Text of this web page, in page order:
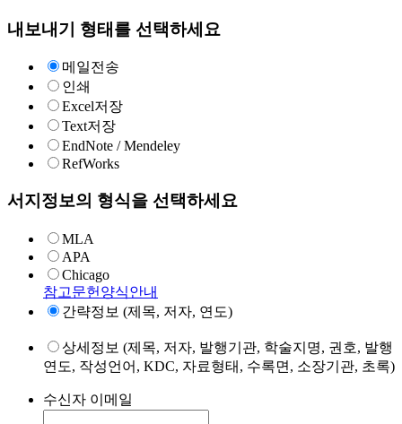
내보내기 형태를 선택하세요
메일전송
인쇄
Excel저장
Text저장
EndNote / Mendeley
RefWorks
서지정보의 형식을 선택하세요
MLA
APA
Chicago
참고문헌양식안내
간략정보 (제목, 저자, 연도)
상세정보 (제목, 저자, 발행기관, 학술지명, 권호, 발행
연도, 작성언어, KDC, 자료형태, 수록면, 소장기관, 초록)
수신자 이메일